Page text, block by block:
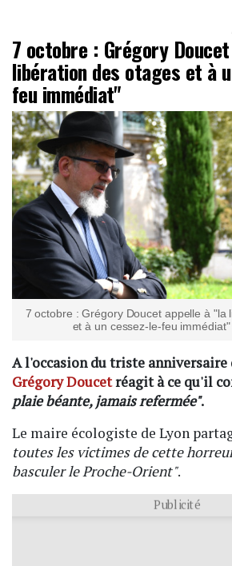
7 octobre : Grégory
libération des otages et à
feu immédiat"
7 octobre : Grégory Doucet appelle à "la
et à un cessez-le-feu
A l'occasion du triste anniversaire
Grégory Doucetréagit à ce qu'il
plaie béante, jamais refermée".
Le maire écologiste de Lyon
toutes les victimes de cette
basculer le Proche-Orient".
Publicité